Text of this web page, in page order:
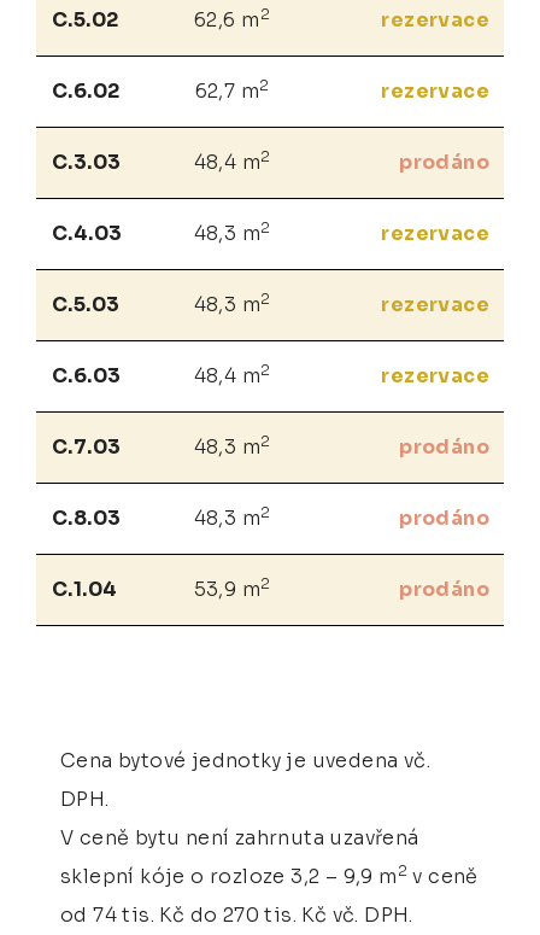
C.5.02 62,6 m 2 rezervace
C.6.02 62,7 m2 rezervace
C.3.03 48,4 m2 prodáno
C.4.03 48,3 m2 rezervace
C.5.03 48,3 m2 rezervace
C.6.03 48,4 m2 rezervace
C.7.03 48,3 m2 prodáno
C.8.03 48,3 m2 prodáno
C.1.04 53,9 m2 prodáno
Cena bytové jednotky je uvedena vč.
DPH.
V ceně bytu není zahrnuta uzavřená
sklepní kóje o rozloze 3,2 – 9,9 m 2 v ceně
od 74 tis. Kč do 270 tis. Kč vč. DPH.